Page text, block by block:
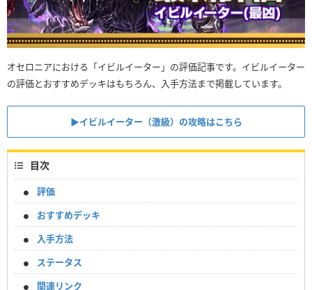
オセロニアにおける「イビルイーター」の評価記事です。イビルイーター
の評価とおすすめデッキはもちろん、入手方法まで掲載しています。
▶︎イビルイーター（激級）の攻略はこちら
目次
評価
おすすめデッキ
入手方法
ステータス
関連リンク